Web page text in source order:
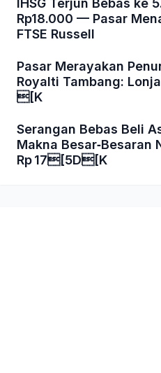
IHSG Terjun Bebas ke
Rp18.000 — Pasar
FTSE Russell
Pasar Merayakan
Royalti Tambang:
[K
Serangan Bebas Beli
Makna Besar‑Besaran
Rp 17[5D[K